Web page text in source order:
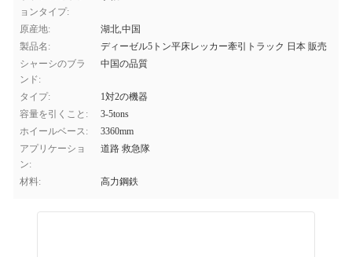
ョンタイプ:
原産地:
湖北,中国
製品名:
ディーゼル5トン平床レッカー牽引トラック 日本 販売
シャーシのブラ
ンド:
中国の品質
タイプ:
1対2の機器
容量を引くこと:
3-5tons
ホイールベース:
3360mm
アプリケーショ
ン:
道路 救急隊
材料: 高力鋼鉄